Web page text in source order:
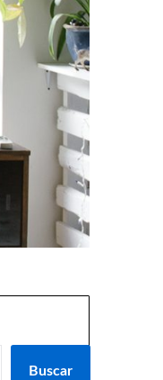
Buscar